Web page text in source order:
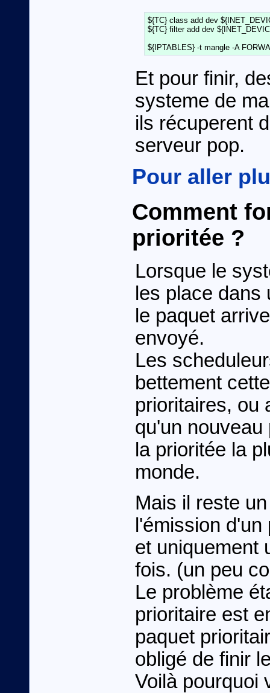
${TC} class add dev
${TC} filter add dev
Et pour finir,
systeme de
ils récuperent
serveur pop.
Pour aller
Comment
prioritée ?
Lorsque le
les place
le paquet
envoyé.
Les
bettement
prioritaires, ou
qu'un
la prioritée la
monde.
Mais il reste
l'émission
et uniquement
fois. (un peu
Le problème
prioritaire est
paquet
obligé de finir
Voilà pourquoi